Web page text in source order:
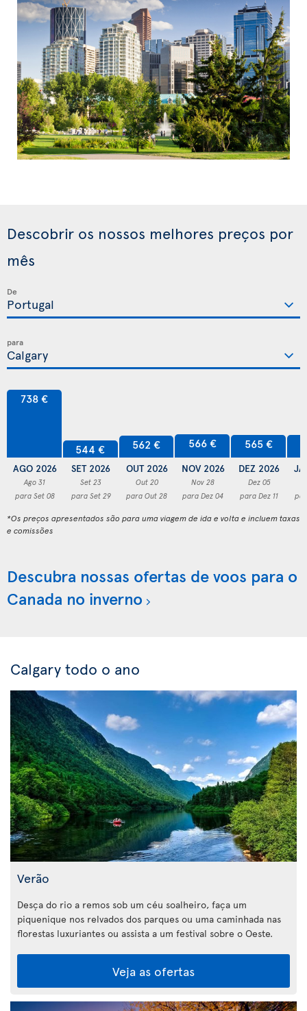
Descobrir os nossos melhores preços por
mês
De
para
738 €
AGO 2026
Ago 31
para Set 08
544 €
SET 2026
Set 23
para Set 29
562 €
OUT 2026
Out 20
para Out 28
566 €
NOV 2026
Nov 28
para Dez 04
565 €
DEZ 2026
Dez 05
para Dez 11
*Os preços apresentados são para uma viagem de ida e volta e incluem taxas
e comissões
Descubra nossas ofertas de voos para o
Canada no inverno
Calgary todo o ano
Verão
Desça do rio a remos sob um céu soalheiro, faça um
piquenique nos relvados dos parques ou uma caminhada nas
florestas luxuriantes ou assista a um festival sobre o Oeste.
Veja as ofertas